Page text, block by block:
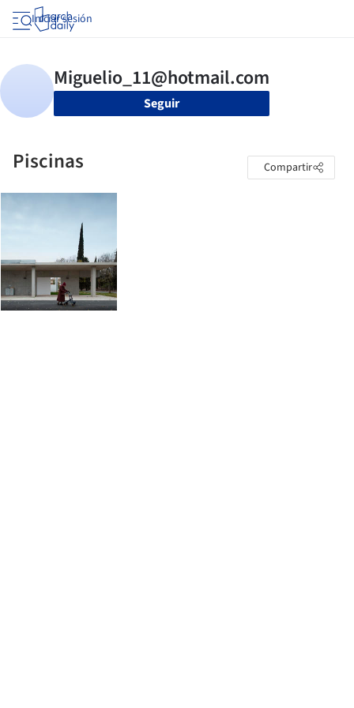
Iniciar sesión
Seguir
Piscinas Compartir